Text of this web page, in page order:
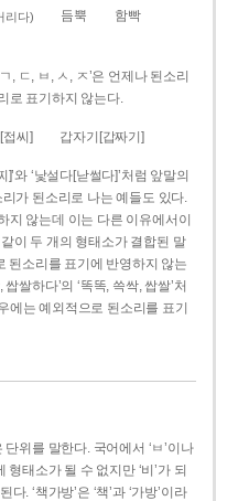
리다) 듬뿍
함빡
, ㄷ, ㅂ, ㅅ, ㅈ’은 언제나 된소리
로 표기하지 않는다.
접씨] 갑자기[갑짜기]
와 ‘낯설다[낟썰다]’처럼 앞말의
가 된소리로 나는 예들도 있다.
지 않는데 이는 다른 이유에서이
같이 두 개의 형태소가 결합된 말
된소리를 표기에 반영하지 않는
쌀하다’의 ‘똑똑, 쓱싹, 쌉쌀’처
에는 예외적으로 된소리를 표기
위를 말한다. 국어에서 ‘ㅂ’이나
형태소가 될 수 없지만 ‘비’가 되
. ‘책가방’은 ‘책’과 ‘가방’이라